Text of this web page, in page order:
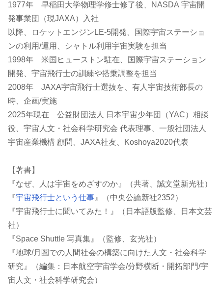
1977年 早稲田大学物理学修士修了後、NASDA 宇宙開
発事業団（現JAXA）入社
以降、ロケットエンジンLE-5開発、国際宇宙ステーショ
ンの利用/運用、シャトル利用宇宙実験を担当
1998年 米国ヒューストン駐在、国際宇宙ステーション
開発、宇宙飛行士の訓練や搭乗調整を担当
2008年 JAXA宇宙飛行士選抜を、有人宇宙技術部長の
時、企画/実施
2025年現在 公益財団法人 日本宇宙少年団（YAC）相談
役、宇宙人文・社会科学研究会 代表理事、一般社団法人
宇宙産業機構 顧問、JAXA社友、Koshoya2020代表
【著書】
『なぜ、人は宇宙をめざすのか』（共著、誠文堂新光社）
『宇宙飛行士という仕事 』（中央公論新社2352）
『宇宙飛行士に聞いてみた！』（日本語版監修、日本文芸
社）
『Space Shuttle 写真集』（監修、玄光社）
『地球/月圏での人間社会の構築に向けた人文・社会科学
研究』（編集：日本航空宇宙学会/分野横断・開拓部門/宇
宙人文・社会科学研究会）